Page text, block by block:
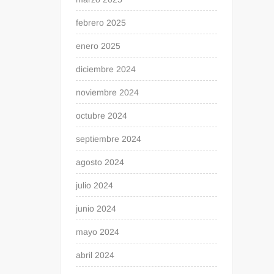
febrero 2025
enero 2025
diciembre 2024
noviembre 2024
octubre 2024
septiembre 2024
agosto 2024
julio 2024
junio 2024
mayo 2024
abril 2024